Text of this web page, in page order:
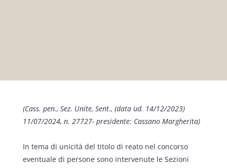
(Cass. pen., Sez. Unite, Sent., (data ud. 14/12/2023)
11/07/2024, n. 27727- presidente: Cassano Margherita)
In tema di unicità del titolo di reato nel concorso
eventuale di persone sono intervenute le Sezioni